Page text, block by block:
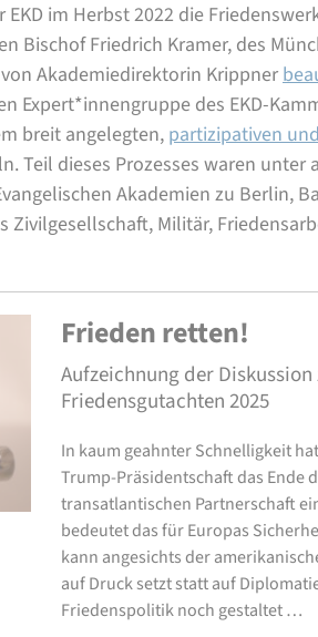
im Herbst 2022 die
Bischof Friedrich Kramer, des
Akademiedirektorin Krippner
Expert*innengruppe des EKD-
breit angelegten, partizipativen
Teil dieses Prozesses waren unter
Akademien zu Berlin,
Zivilgesellschaft, Militär,
Frieden retten!
Aufzeichnung der Diskussion
Friedensgutachten 2025
In kaum geahnter Schnelligkeit
Trump-Präsidentschaft das Ende
transatlantischen Partnerschaft
bedeutet das für Europas
kann angesichts der
auf Druck setzt statt auf
Friedenspolitik noch gestaltet …